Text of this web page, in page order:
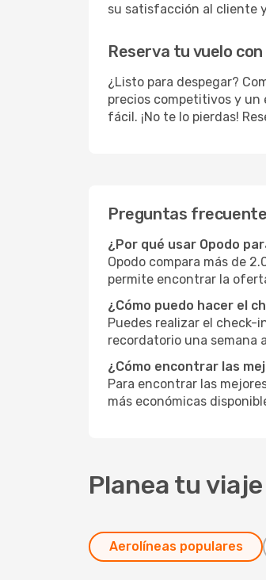
su satisfacción al cliente
Reserva tu vuelo
¿Listo para despegar?
precios competitivos y un
fácil. ¡No te lo pierdas!
Preguntas
¿Por qué usar Opodo
Opodo compara más de
permite encontrar la
¿Cómo puedo hacer el
Puedes realizar el check-
recordatorio una semana
¿Cómo encontrar las
Para encontrar las
más económicas
Planea tu viaje
Aerolíneas populares